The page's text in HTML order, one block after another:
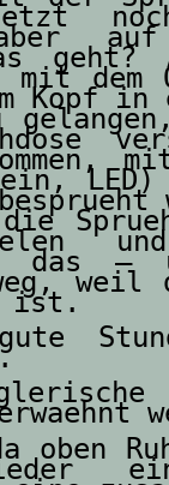
auf
geht?
dem
Kopf
und
das –
weil
ist.